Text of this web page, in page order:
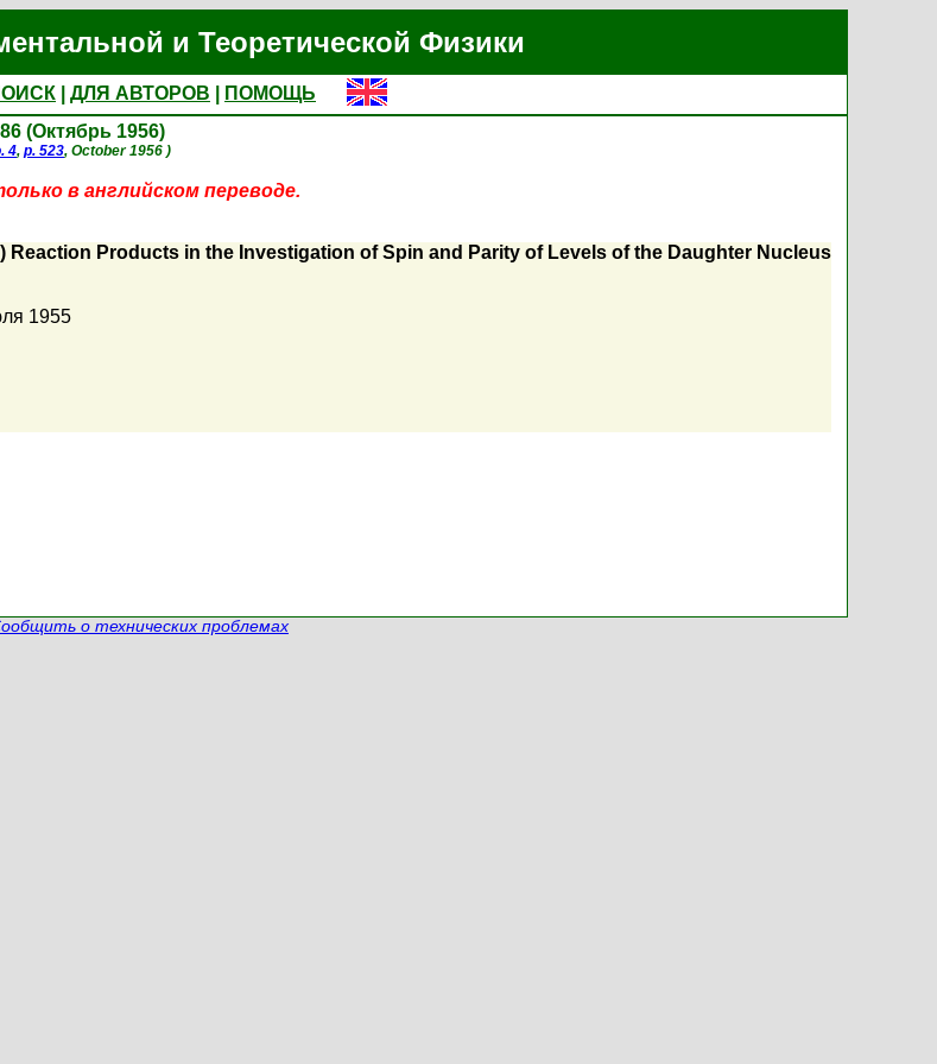
и Теоретической Физики
ДЛЯ АВТОРОВ
ПОМОЩЬ
(Октябрь 1956)
4, p. 523, October 1956 )
в английском переводе.
Reaction Products in the Investigation of Spin and Parity of Levels of the Daughter Nucleus
1955
о технических проблемах